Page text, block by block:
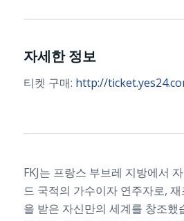
자세한 정보
티켓 구매: http://
FKJ는 프랑스 부브레 지방에서
드 국적의 가수이자 연주자로,
을 받은 자신만의 세계를 창조했